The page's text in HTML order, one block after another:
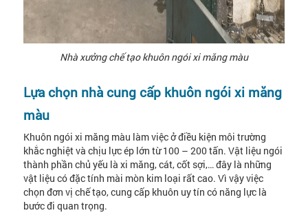
Nhà xưởng chế tạo khuôn ngói xi măng màu
Lựa chọn nhà cung cấp khuôn ngói xi măng
màu
Khuôn ngói xi măng màu làm việc ở điều kiện môi trường
khắc nghiệt và chịu lực ép lớn từ 100 – 200 tấn. Vật liệu ngói
thành phần chủ yếu là xi măng, cát, cốt sợi,… đây là những
vật liệu có đặc tính mài mòn kim loại rất cao. Vì vậy việc
chọn đơn vị chế tạo, cung cấp khuôn uy tín có năng lực là
bước đi quan trọng.